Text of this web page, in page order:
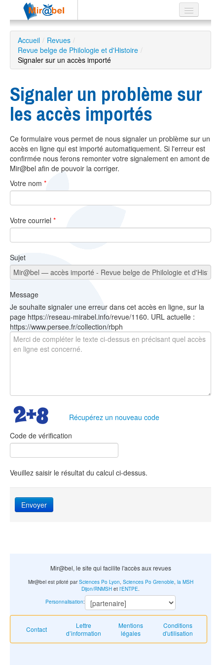
Le réseau
Soutien
Listes
Recherche
EN
ES
Accueil / Revues /
Revue belge de Philologie et d'Histoire /
Signaler sur un accès importé
Signaler un problème sur
les accès importés
Ce formulaire vous permet de nous signaler un problème sur un
accès en ligne qui est importé automatiquement. Si l'erreur est
confirmée nous ferons remonter votre signalement en amont de
Mir@bel afin de pouvoir la corriger.
Votre nom *
Votre courriel *
Sujet
Message
Je souhaite signaler une erreur dans cet accès en ligne, sur la
page https://reseau-mirabel.info/revue/1160. URL actuelle :
https://www.persee.fr/collection/rbph
Récupérez un nouveau code
Code de vérification
Veuillez saisir le résultat du calcul ci-dessus.
Envoyer
Mir@bel, le site qui facilite l'accès aux revues
Contact
Lettre
d’information
Mentions
légales
Conditions
d'utilisation
Mir@bel est piloté parSciences Po Lyon Sciences Po Grenoble, la MSH
Dijon/RNMSH et l'ENTPE
Personnalisation: